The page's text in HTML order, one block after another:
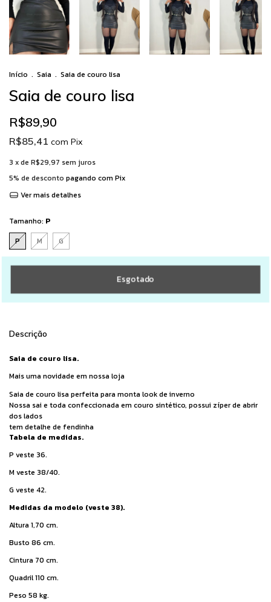
Início . Saia . Saia de couro lisa
Saia de couro lisa
R$89,90
R$85,41 com Pix
3 x de R$29,97 sem juros
5% de desconto pagando com Pix
Ver mais detalhes
Tamanho: P
P
M G
Descrição
Saia de couro lisa.
Mais uma novidade em nossa loja
Saia de couro lisa perfeita para monta look de inverno
Nossa sai e toda confeccionada em couro sintético, possui zíper de abrir
dos lados
tem detalhe de fendinha
Tabela de medidas.
P veste 36.
M veste 38/40.
G veste 42.
Medidas da modelo (veste 38).
Altura 1,70 cm.
Busto 86 cm.
Cintura 70 cm.
Quadril 110 cm.
Peso 58 kg.